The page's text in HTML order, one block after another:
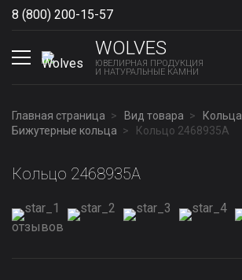
8 (800) 200-15-57
WOLVES
ЮВЕЛИРНАЯ ПРОДУКЦИЯ
И НАТУРАЛЬНЫЕ КАМНИ
Главная страница Вид товара
Кольца
Бижутерные кольца
Кольцо 2468935А
Кольцо 2468935А
отзывов